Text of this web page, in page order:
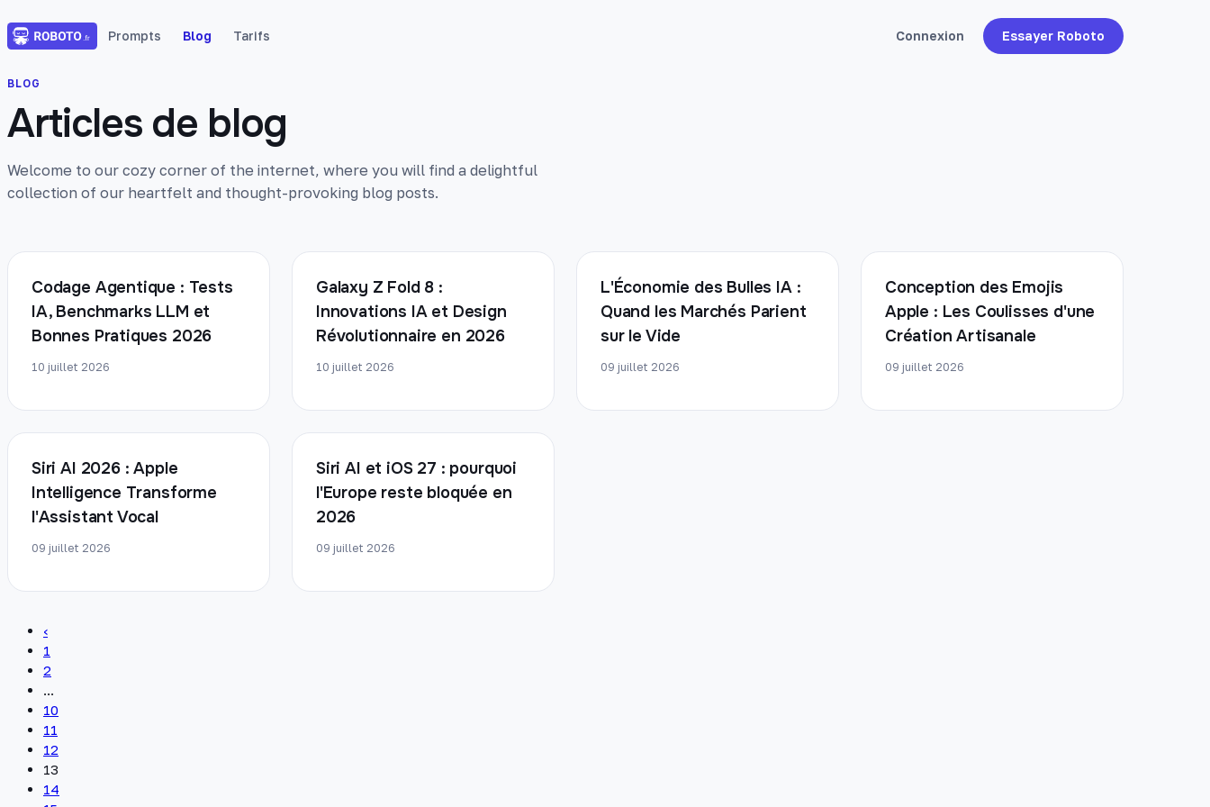
Prompts Blog Tarifs Connexion Essayer Roboto
BLOG
Articles de blog
Welcome to our cozy corner of the internet, where you will find a delightful
collection of our heartfelt and thought-provoking blog posts.
Codage Agentique : Tests
IA, Benchmarks LLM et
Bonnes Pratiques 2026
10 juillet 2026
Galaxy Z Fold 8 :
Innovations IA et Design
Révolutionnaire en 2026
10 juillet 2026
L'Économie des Bulles IA :
Quand les Marchés Parient
sur le Vide
09 juillet 2026
Conception des Emojis
Apple : Les Coulisses d'une
Création Artisanale
09 juillet 2026
Siri AI 2026 : Apple
Intelligence Transforme
l'Assistant Vocal
09 juillet 2026
Siri AI et iOS 27 : pourquoi
l'Europe reste bloquée en
2026
09 juillet 2026
‹
1
2
...
10
11
12
13
14